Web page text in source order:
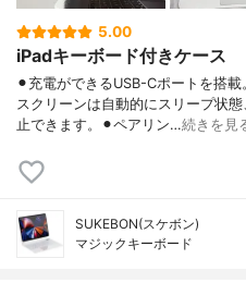
5.00
iPadキーボード付きケース
⚫︎充電ができるUSB-Cポートを搭
スクリーンは自動的にスリープ状
止できます。⚫︎ペアリン…続きを見
SUKEBON(スケボン)
マジックキーボード